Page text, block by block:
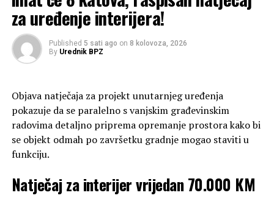
Mnogi dragovoljci uključili su se u obranu prije formalnog
povijesne istine koja se ne smije izbrisati administrativnim
za uređenje interijera!
Published 5 sati ago on 8 kolovoza, 2026
By Urednik BPZ
Objava natječaja za projekt unutarnjeg uređenja
pokazuje da se paralelno s vanjskim građevinskim
radovima detaljno priprema opremanje prostora kako bi
se objekt odmah po završetku gradnje mogao staviti u
funkciju.
Natječaj za interijer vrijedan 70.000 KM